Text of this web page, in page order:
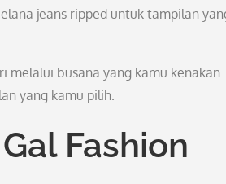
jeans ripped untuk tampilan
busana yang kamu kenakan.
yang kamu pilih.
Fashion